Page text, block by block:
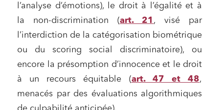
l’analyse d’émotions), le droit à l’égalité et à
la non-discrimination (art. 21 , visé par
l’interdiction de la catégorisation biométrique
ou du scoring social discriminatoire), ou
encore la présomption d’innocence et le droit
à un recours équitable (art. 47 et 48,
menacés par des évaluations algorithmiques